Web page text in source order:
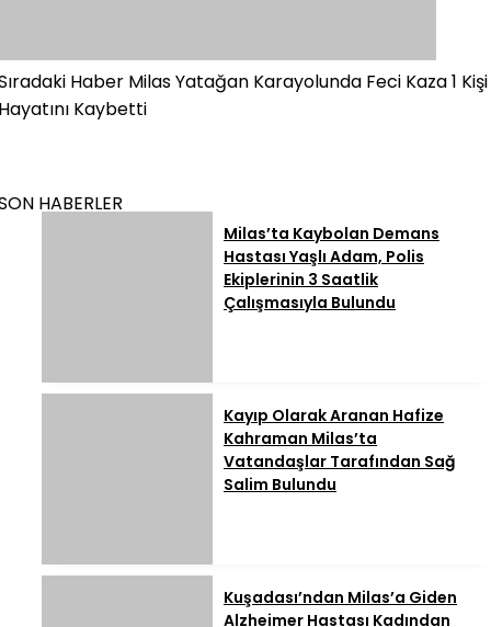
Haber Milas Yatağan Karayolunda Feci Kaza 1 Kişi
Kaybetti
HABERLER
Milas’ta Kaybolan Demans
Hastası Yaşlı Adam, Polis
Ekiplerinin 3 Saatlik
Çalışmasıyla Bulundu
Kayıp Olarak Aranan Hafize
Kahraman Milas’ta
Vatandaşlar Tarafından Sağ
Salim Bulundu
Kuşadası’ndan Milas’a Giden
Alzheimer Hastası Kadından